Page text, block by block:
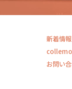
新着情報
お問い